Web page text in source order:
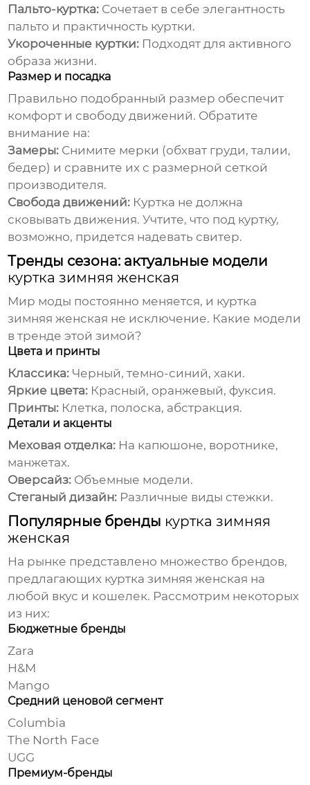
Пальто-куртка: Сочетает в себе элегантность
пальто и практичность куртки.
Укороченные куртки: Подходят для активного
образа жизни.
Размер и посадка
Правильно подобранный размер обеспечит
комфорт и свободу движений. Обратите
внимание на:
Замеры: Снимите мерки (обхват груди, талии,
бедер) и сравните их с размерной сеткой
производителя.
Свобода движений: Куртка не должна
сковывать движения. Учтите, что под куртку,
возможно, придется надевать свитер.
Тренды сезона: актуальные модели
куртка зимняя женская
Мир моды постоянно меняется, и куртка
зимняя женская не исключение. Какие модели
в тренде этой зимой?
Цвета и принты
Классика: Черный, темно-синий, хаки.
Яркие цвета: Красный, оранжевый, фуксия.
Принты: Клетка, полоска, абстракция.
Детали и акценты
Меховая отделка: На капюшоне, воротнике,
манжетах.
Оверсайз: Объемные модели.
Стеганый дизайн: Различные виды стежки.
Популярные бренды куртка зимняя
женская
На рынке представлено множество брендов,
предлагающих куртка зимняя женская на
любой вкус и кошелек. Рассмотрим некоторых
из них:
Бюджетные бренды
Zara
H&M
Mango
Средний ценовой сегмент
Columbia
The North Face
UGG
Премиум-бренды